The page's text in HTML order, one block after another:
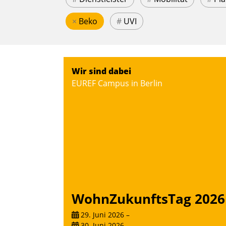
× Beko # UVI
Wir sind dabei
EUREF Campus in Berlin
WohnZukunftsTag 2026
29. Juni 2026 –